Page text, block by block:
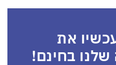
את
בחינם!